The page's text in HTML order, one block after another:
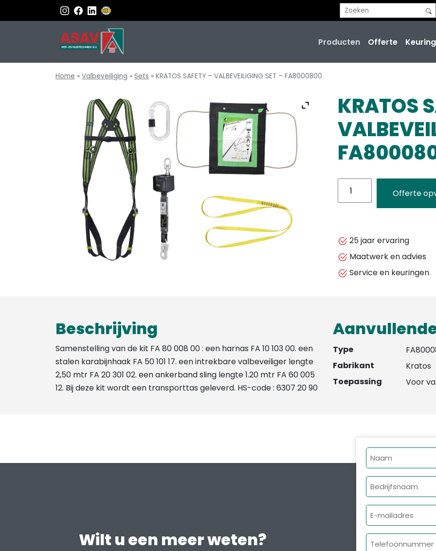
Producten Offerte
Home » Valbeveiliging » Sets » KRATOS SAFETY – VALBEVEILIGING SET – FA8000800
KRATOS
SET
FA8000800
aantal
Offerte
25 jaar ervaring
Maatwerk en advies
Service en keuringen
Beschrijving
Samenstelling van de kit FA 80 008 00 : een harnas FA 10 103 00. een
stalen karabijnhaak FA 50 101 17. een intrekbare valbeveiliger lengte
2,50 mtr FA 20 301 02. een ankerband sling lengte 1.20 mtr FA 60 005
12. Bij deze kit wordt een transporttas geleverd. HS-code : 6307 20 90
Type
Fabrikant
Kratos
Toepassing
Voor
Wilt u een meer weten?
Naam
Bedrijfsnaam
E-
mailadres